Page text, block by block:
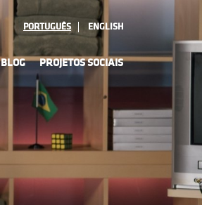
PORTUGUÊS ENGLISH
BLOG PROJETOS SOCIAIS